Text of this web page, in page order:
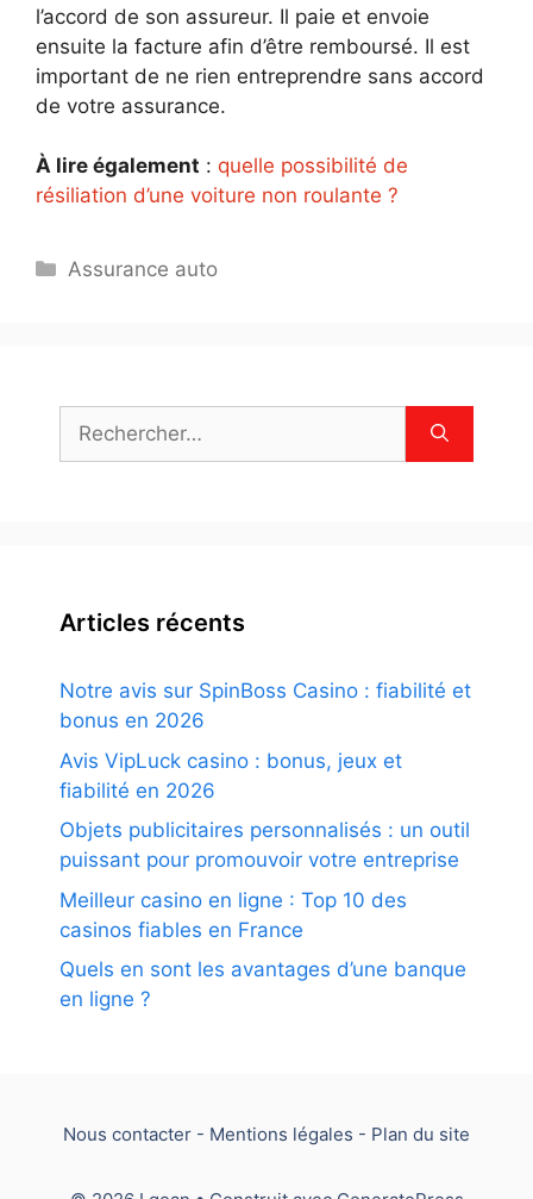
l’accord de son assureur. Il paie et envoie
ensuite la facture afin d’être remboursé. Il est
important de ne rien entreprendre sans accord
de votre assurance.
À lire également : quelle possibilité de
résiliation d’une voiture non roulante ?
Catégories
Assurance auto
Rechercher :
Articles récents
Notre avis sur SpinBoss Casino : fiabilité et
bonus en 2026
Avis VipLuck casino : bonus, jeux et
fiabilité en 2026
Objets publicitaires personnalisés : un outil
puissant pour promouvoir votre entreprise
Meilleur casino en ligne : Top 10 des
casinos fiables en France
Quels en sont les avantages d’une banque
en ligne ?
Nous contacter - Mentions légales - Plan du site